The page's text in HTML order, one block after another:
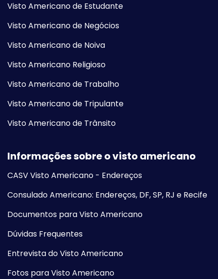
Visto Americano de Estudante
Visto Americano de Negócios
Visto Americano de Noiva
Visto Americano Religioso
Visto Americano de Trabalho
Visto Americano de Tripulante
Visto Americano de Trânsito
Informações sobre o visto americano
CASV Visto Americano - Endereços
Consulado Americano: Endereços, DF, SP, RJ e Recife
Documentos para Visto Americano
Dúvidas Frequentes
Entrevista do Visto Americano
Fotos para Visto Americano